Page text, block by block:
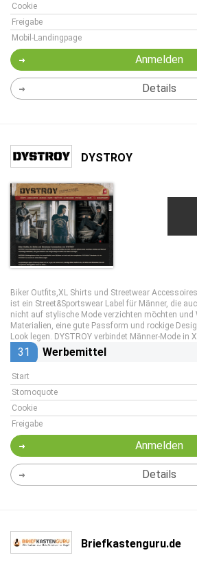
Cookie
Freigabe
Mobil-Landingpage
Anmelden
Details
DYSTROY
Biker Outfits,XL Shirts und Streetwear
ist ein Street&Sportswear Label für Männer, die
nicht auf stylische Mode verzichten möchten und
Materialien, eine gute Passform und rockige
Look legen. DYSTROY verbindet Männer-Mode in
31 Werbemittel
Start
Stornoquote
Cookie
Freigabe
Anmelden
Details
Briefkastenguru.de